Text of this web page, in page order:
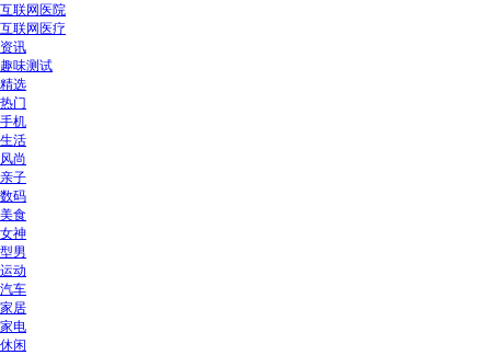
互联网医院
互联网医疗
资讯
趣味测试
精选
热门
手机
生活
风尚
亲子
数码
美食
女神
型男
运动
汽车
家居
家电
休闲